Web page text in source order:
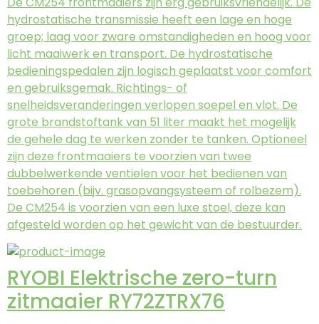
hydrostatische transmissie heeft een lage en hoge
groep; laag voor zware omstandigheden en hoog voor
licht maaiwerk en transport. De hydrostatische
bedieningspedalen zijn logisch geplaatst voor comfort
en gebruiksgemak. Richtings- of
snelheidsveranderingen verlopen soepel en vlot. De
grote brandstoftank van 51 liter maakt het mogelijk
de gehele dag te werken zonder te tanken. Optioneel
zijn deze frontmaaiers te voorzien van twee
dubbelwerkende ventielen voor het bedienen van
toebehoren (bijv. grasopvangsysteem of rolbezem).
De CM254 is voorzien van een luxe stoel, deze kan
afgesteld worden op het gewicht van de bestuurder.
RYOBI Elektrische zero-turn
zitmaaier RY72ZTRX76